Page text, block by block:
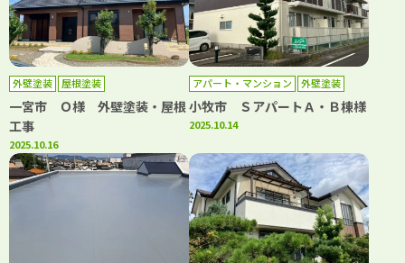
外壁塗装 屋根塗装
一宮市 Ｏ様 外壁塗装・屋根
工事
2025.10.16
アパート・マンション
外壁塗装
屋根塗装
小牧市 ＳアパートＡ・Ｂ棟様
2025.10.14